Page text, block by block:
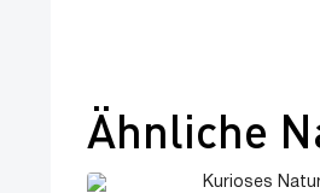
Ähnliche
Kurioses